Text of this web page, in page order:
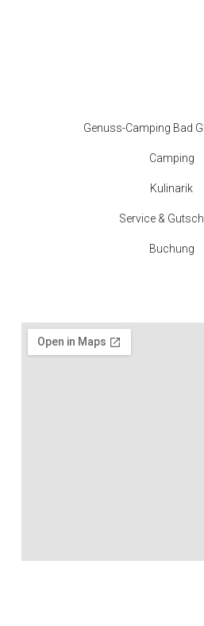
Genuss-Camping Bad
Camping
Kulinarik
Service &
Buchung